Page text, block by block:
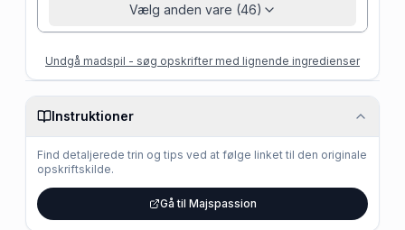
Vælg anden vare (46)
Undgå madspil - søg opskrifter med lignende ingredienser
Instruktioner
Find detaljerede trin og tips ved at følge linket til den originale
opskriftskilde.
Gå til Majspassion